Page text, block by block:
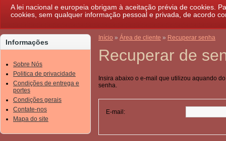
A lei nacional e europeia obrigam à aceitação prévia de cookies.
cookies, sem qualquer informação pessoal e privada, de acordo
Informações
Sobre Nós
Politica de privacidade
Condições de entrega e
portes
Condições gerais
Contate-nos
Mapa do site
Início » Área de cliente » Recuperar senha
Recuperar de
Insira abaixo o e-mail que utilizou aquando
senha.
E-mail: